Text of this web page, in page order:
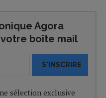
Agora
boîte mail
S'INSCRIRE
sélection exclusive